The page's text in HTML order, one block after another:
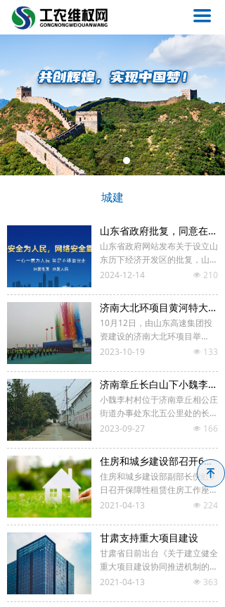
끀
首页
维权
农工
质量
医疗
旅游
食药
经济
国内
国际
教育
地产
环保
金融
녠
城建
山东省政府批复，同意在济南市历下区设立省级经济开发区，具体范围公布
山东省政府网站发布关于设立山
东历下经济开发区的批复，山东
省政府同意在济南市历下区设立
넶 210
2024-12-14
济南大北环项目黄河特大桥主桥顺利合龙
10月12日，由山东高速集团投
资建设的济南大北环项目举
办“攻坚克难当先锋、强国示范
参建人员的不懈努力，在紧锣密
鼓地施工中，随着最后一节钢箱
梁架设，济南大北环项目黄河特
大桥主桥钢箱梁顺利合龙，为即
作打下了坚实的基础，大桥全貌
逐渐显现在公众眼前。
넶 133
2023-10-19
济南章丘长白山下小魏李村，街道干净整洁风景美，古朴的小山村
小魏李村村位于济南章丘相公庄
街道办事处东北五公里处的长白
山下，离章丘第一高峰抹湖顶直
村，村庄占地150余亩，耕地83
0亩，户籍人口多时609人。
넶 166
2023-09-27
住房和城乡建设部召开6个城市座谈会 要求大力发展保障性租赁住房
住房和城乡建设部副部长倪虹9
日召开保障性租赁住房工作座谈
会，北京、上海、广州、深圳、
넶 224
2021-04-13
甘肃支持重大项目建设
甘肃省日前出台《关于建立健全
重大项目建设协同推进机制的意
见》（以下简称《意见》），系
넶 363
2021-04-13